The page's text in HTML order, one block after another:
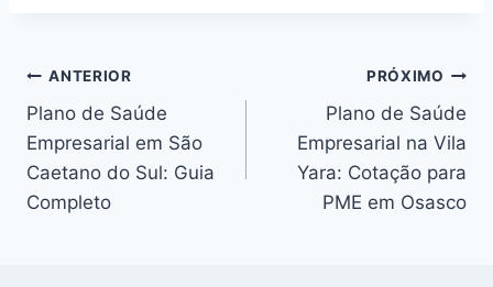
ANTERIOR
Plano de Saúde
Empresarial em São
Caetano do Sul: Guia
Completo
PRÓXIMO
Plano de Saúde
Empresarial na Vila
Yara: Cotação para
PME em Osasco